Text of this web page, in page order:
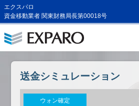
エクスパロ
資金移動業者 関東財務局長第00018号
送金シミュレーション
ウォン確定